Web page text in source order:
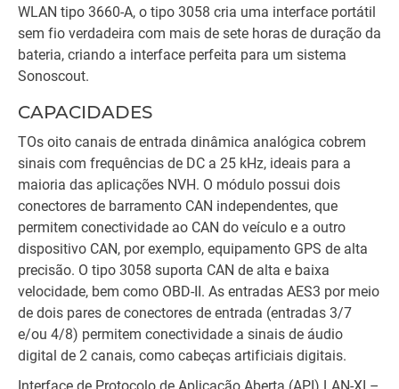
WLAN tipo 3660-A, o tipo 3058 cria uma interface portátil
sem fio verdadeira com mais de sete horas de duração da
bateria, criando a interface perfeita para um sistema
Sonoscout.
CAPACIDADES
TOs oito canais de entrada dinâmica analógica cobrem
sinais com frequências de DC a 25 kHz, ideais para a
maioria das aplicações NVH. O módulo possui dois
conectores de barramento CAN independentes, que
permitem conectividade ao CAN do veículo e a outro
dispositivo CAN, por exemplo, equipamento GPS de alta
precisão. O tipo 3058 suporta CAN de alta e baixa
velocidade, bem como OBD-II. As entradas AES3 por meio
de dois pares de conectores de entrada (entradas 3/7
e/ou 4/8) permitem conectividade a sinais de áudio
digital de 2 canais, como cabeças artificiais digitais.